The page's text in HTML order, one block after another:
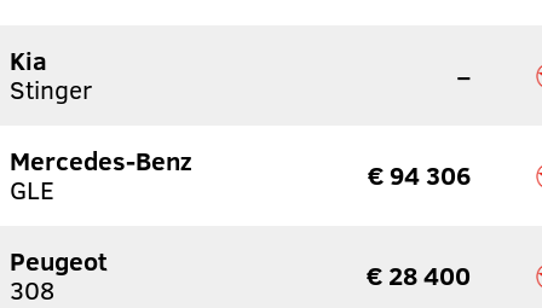
Kia
Stinger
–
Mercedes-Benz
GLE
€ 94 306
Peugeot
308
€ 28 400